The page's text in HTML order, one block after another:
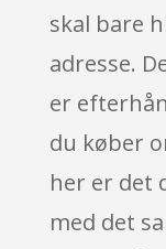
skal bare
adresse.
er
du køber
her er det
med det